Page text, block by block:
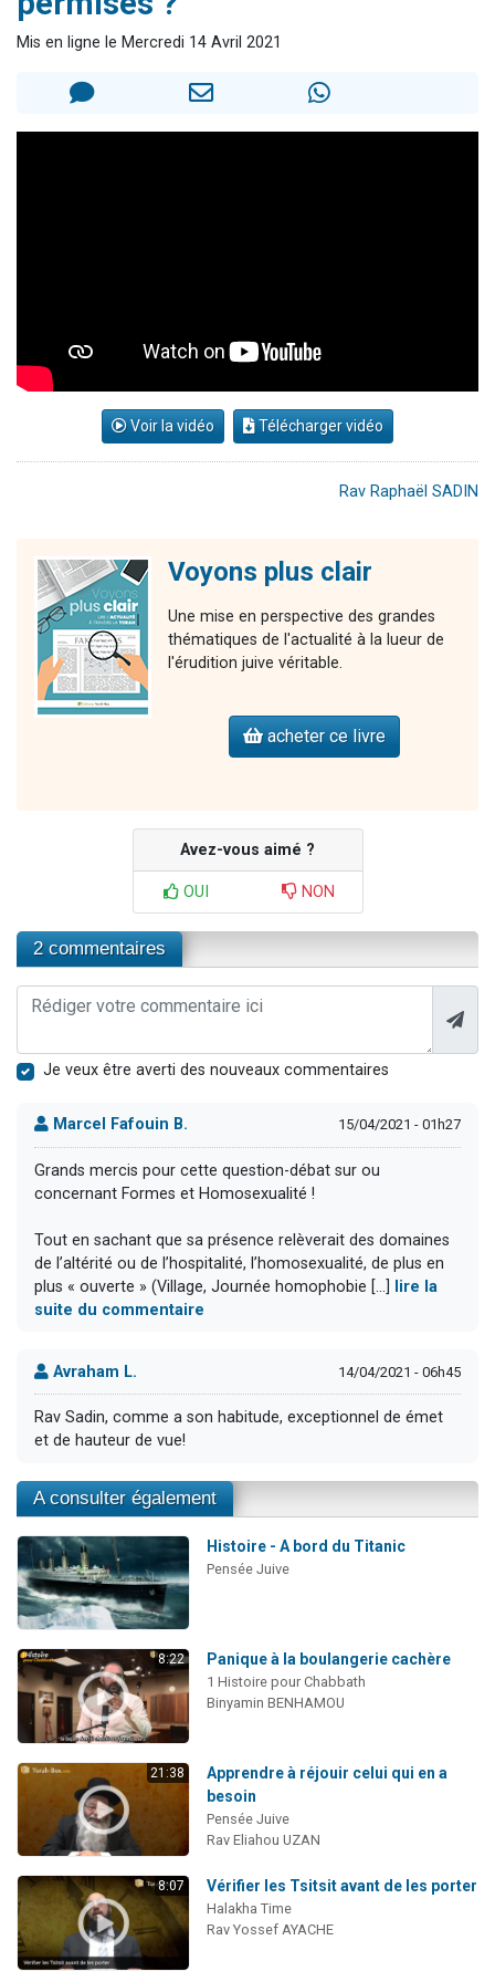
2 personnes viennent de faire un don pour Reloger Rivka, 6 enfants, victime de violences...
Mis en ligne le Mercredi 14 Avril 2021
Voir la vidéo Télécharger vidéo
Rav Raphaël SADIN
Voyons plus clair
Une mise en perspective des grandes
thématiques de l'actualité à la lueur de
l'érudition juive véritable.
acheter ce livre
Avez-vous aimé ?
OUI NON
2 commentaires
Je veux être averti des nouveaux commentaires
Marcel Fafouin B. 15/04/2021 - 01h27
Grands mercis pour cette question-débat sur ou
concernant Formes et Homosexualité !
Tout en sachant que sa présence relèverait des domaines
de l’altérité ou de l’hospitalité, l’homosexualité, de plus en
plus « ouverte » (Village, Journée homophobie [...]
lire la
suite du commentaire
Avraham L. 14/04/2021 - 06h45
Rav Sadin, comme a son habitude, exceptionnel de émet
et de hauteur de vue!
A consulter également
Histoire - A bord du Titanic
Pensée Juive
8:22 Panique à la boulangerie cachère
1 Histoire pour Chabbath
Binyamin BENHAMOU
21:38
Apprendre à réjouir celui qui en a
besoin
Pensée Juive
Rav Eliahou UZAN
8:07 Vérifier les Tsitsit avant de les porter
Halakha Time
Rav Yossef AYACHE